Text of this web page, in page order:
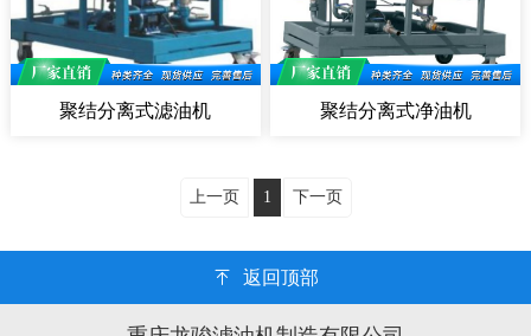
聚结分离式滤油机 聚结分离式净油机
上一页 1 下一页
返回顶部